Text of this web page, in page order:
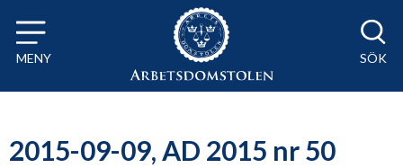
Till innehåll på sidan x
MENY SÖK
2015-09-09, AD 2015 nr 50